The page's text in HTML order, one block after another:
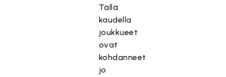
Tällä
kaudella
joukkueet
ovat
kohdanneet
jo